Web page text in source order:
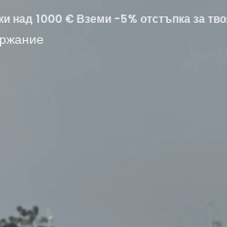
1000 € Вземи -5% отстъпка за